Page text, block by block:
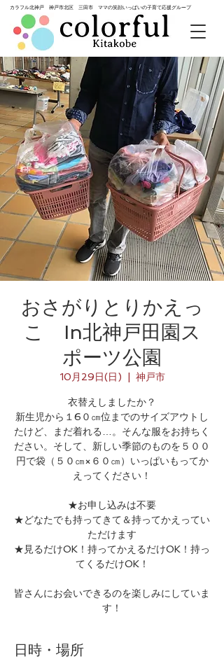
カラフル北神戸 神戸市北区 三田市 ママの笑顔いっぱいの子育て応援グループ
おさがりとりかえっ
こ In北神戸田園ス
ポーツ公園
10月29日(日) 神戸市
衣替えしましたか？
新生児から１6０㎝位までのサイズアウトし
たけど、まだ着れる…。そんな服をお持ちく
ださい。そして、新しい季節のものを５００
円で袋（５０㎝×６０㎝）いっぱいもってか
えってください！
★お申し込みは不要
★どなたでも持ってきて＆持ってかえってい
ただけます
★見るだけOK！持ってかえるだけOK！持っ
てくるだけOK！
皆さんにお会いできるのを楽しみにしていま
す！
日時・場所